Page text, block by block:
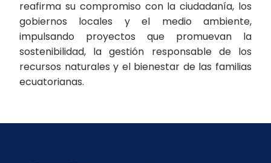
reafirma su compromiso con la ciudadanía, los
gobiernos locales y el medio ambiente,
impulsando proyectos que promuevan la
sostenibilidad, la gestión responsable de los
recursos naturales y el bienestar de las familias
ecuatorianas.